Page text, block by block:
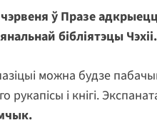
ў Празе
бібліятэцы Чэхіі.
можна будзе
рукапісы і кнігі.